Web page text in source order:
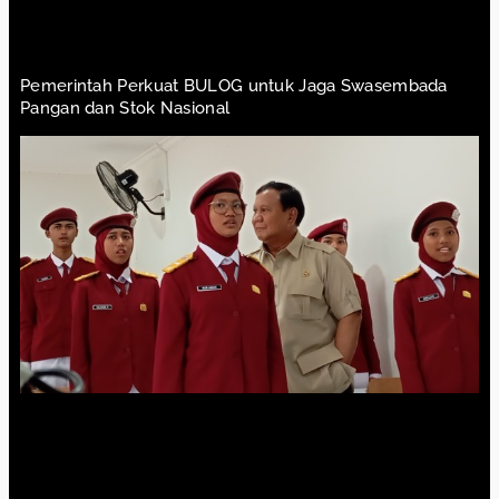
Pemerintah Perkuat BULOG untuk Jaga Swasembada
Pangan dan Stok Nasional